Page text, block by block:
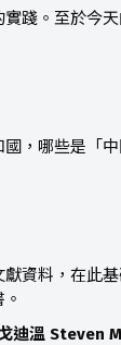
踐。至於今
，哪些是「
資料，在此
迪溫 Steven